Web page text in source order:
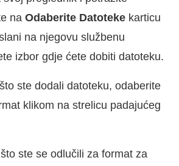
na Odaberite Datoteke karticu
na njegovu službenu
izbor gdje ćete dobiti datoteku.
ste dodali datoteku, odaberite
klikom na strelicu padajućeg
ste se odlučili za format za